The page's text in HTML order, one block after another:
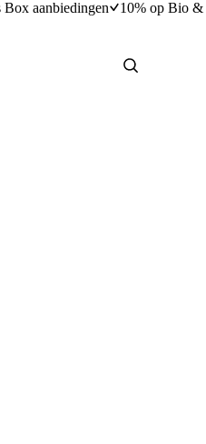
aanbiedingen 10% op Bio &